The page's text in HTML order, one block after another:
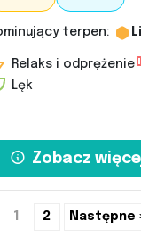
terpen:
Relaks i odprężenie
Lęk
Zobacz
1 2 Następne